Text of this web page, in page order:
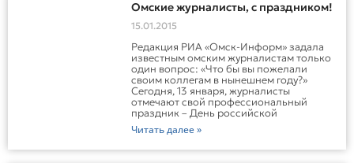
Омские журналисты, с праздником!
15.01.2015
Редакция РИА «Омск-Информ» задала
известным омским журналистам только
один вопрос: «Что бы вы пожелали
своим коллегам в нынешнем году?»
Сегодня, 13 января, журналисты
отмечают свой профессиональный
праздник – День российской
Читать далее »